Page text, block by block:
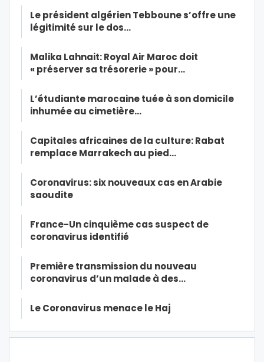
Le président algérien Tebboune s’offre une
légitimité sur le dos…
Malika Lahnait: Royal Air Maroc doit
« préserver sa trésorerie » pour…
L’étudiante marocaine tuée à son domicile
inhumée au cimetière…
Capitales africaines de la culture: Rabat
remplace Marrakech au pied…
Coronavirus: six nouveaux cas en Arabie
saoudite
France-Un cinquième cas suspect de
coronavirus identifié
Première transmission du nouveau
coronavirus d’un malade à des…
Le Coronavirus menace le Haj